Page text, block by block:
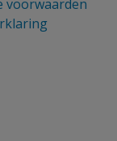
voorwaarden